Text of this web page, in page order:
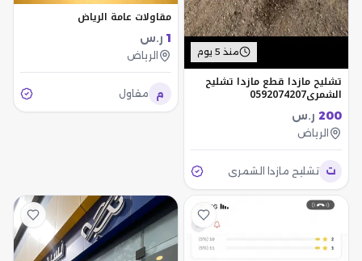
منذ 5 يوم
تشليح مازدا قطع مازدا تشليح
الشمري0592074207
200 ر.س
الرياض
ت تشليح مازدا الشمري
مقاولات عامة الرياض
1 ر.س
الرياض
م مقاول